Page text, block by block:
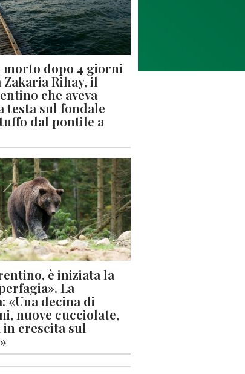
morto dopo 4 giorni
Rihay, il
che aveva
testa sul fondale
dal pontile a
è iniziata la
La
«Una decina di
nuove cucciolate,
in crescita sul